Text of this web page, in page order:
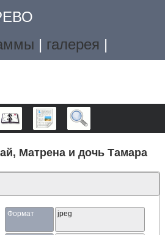
| галерея |
Календарь Отчёты
Матрена и дочь Тамара
Формат jpeg